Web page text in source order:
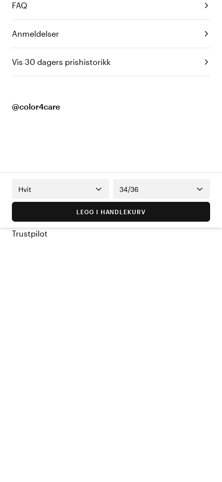
FAQ
Anmeldelser
Vis 30 dagers prishistorikk
@color4care
Hvit 34/36
LEGG I HANDLEKURV
Trustpilot